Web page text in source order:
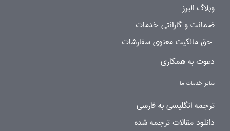
وبلاگ البرز
ضمانت و گارانتی خدمات
حق مالکیت معنوی سفارشات
دعوت به همکاری
سایر خدمات ما
ترجمه انگلیسی به فارسی
دانلود مقالات ترجمه شده